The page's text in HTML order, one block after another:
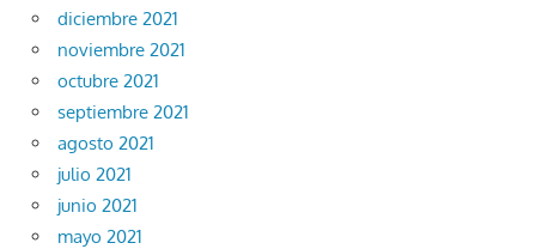
diciembre 2021
noviembre 2021
octubre 2021
septiembre 2021
agosto 2021
julio 2021
junio 2021
mayo 2021